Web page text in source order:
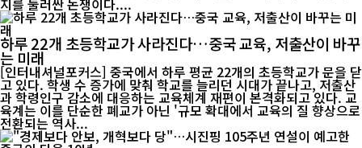
지를 둘러싼 논쟁이다....
하루 22개 초등학교가 사라진다…중국 교육, 저출산이 바꾸
는 미래
[인터내셔널포커스] 중국에서 하루 평균 22개의 초등학교가 문을 닫
고 있다. 학생 수 증가에 맞춰 학교를 늘리던 시대가 끝나고, 저출산
과 학령인구 감소에 대응하는 교육체계 재편이 본격화되고 있다. 교
육계는 이를 단순한 폐교가 아닌 '규모 확대에서 교육의 질 향상으로
전환되는 역사...